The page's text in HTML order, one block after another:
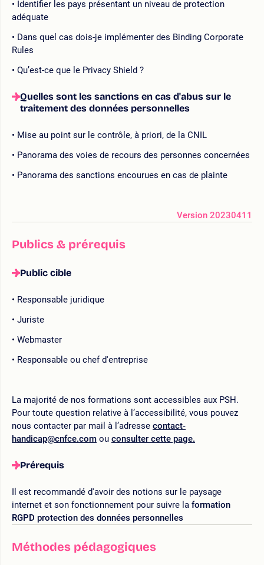
Identifier les pays présentant un niveau de protection
adéquate
Dans quel cas dois-je implémenter des Binding Corporate
Rules
Qu’est-ce que le Privacy Shield ?
Quelles sont les sanctions en cas d'abus sur le
traitement des données personnelles
Mise au point sur le contrôle, à priori, de la CNIL
Panorama des voies de recours des personnes concernées
Panorama des sanctions encourues en cas de plainte
Version 20230411
Publics & prérequis
Public cible
Responsable juridique
Juriste
Webmaster
Responsable ou chef d'entreprise
La majorité de nos formations sont accessibles aux PSH.
Pour toute question relative à l’accessibilité, vous pouvez
nous contacter par mail à l’adresse contact-
handicap@cnfce.com ou consulter cette page.
Prérequis
Il est recommandé d'avoir des notions sur le paysage
internet et son fonctionnement pour suivre la formation
RGPD protection des données personnelles
Méthodes pédagogiques